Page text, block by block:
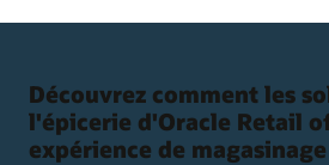
Découvrez comment les
l'épicerie d'Oracle Retail
expérience de